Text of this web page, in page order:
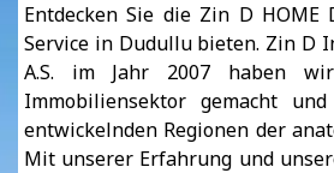
Entdecken Sie die Zin D HOME
Service in Dudullu bieten. Zin D
A.S. im Jahr 2007 haben
Immobiliensektor gemacht
entwickelnden Regionen der
Mit unserer Erfahrung und